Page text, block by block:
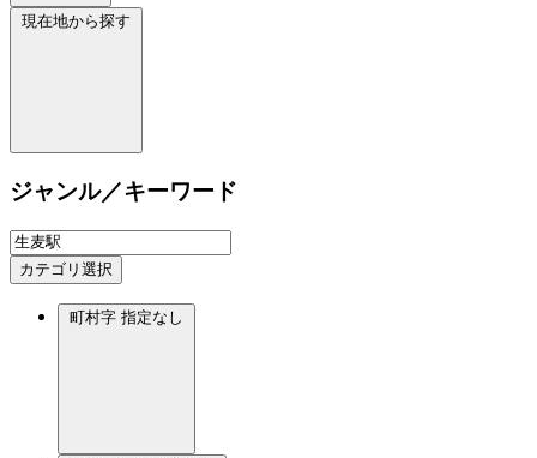
現在地から探す
ジャンル／キーワード
カテゴリ選択
町村字 指定なし